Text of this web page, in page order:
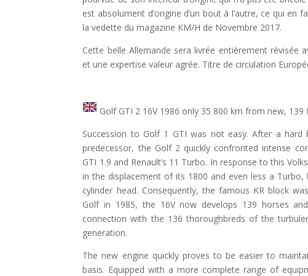
est absolument d’origine d’un bout à l’autre, ce qui en
la vedette du magazine KM/H de Novembre 2017.
Cette belle Allemande sera livrée entièrement révisée
et une expertise valeur agrée. Titre de circulation
Golf GTI 2 16V 1986 only 35 800 km from new, 139
Succession to Golf 1 GTI was not easy. After a
predecessor, the Golf 2 quickly confronted intense
GTI 1.9 and Renault’s 11 Turbo. In response to this
in the displacement of its 1800 and even less a
cylinder head. Consequently, the famous KR block
Golf in 1985, the 16V now develops 139 horses
connection with the 136 thoroughbreds of the
generation.
The new engine quickly proves to be easier to
basis. Equipped with a more complete range of